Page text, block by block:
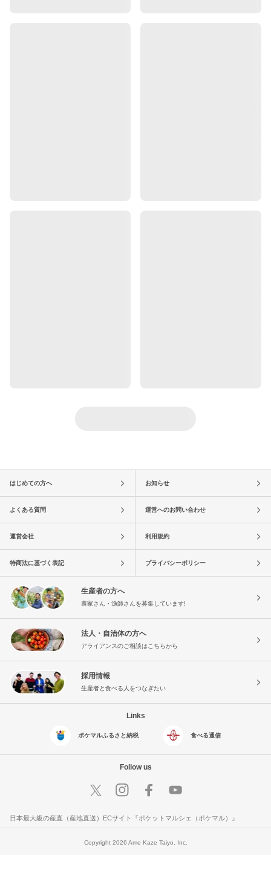
はじめての方へ お知らせ
よくある質問 運営へのお問い合わせ
運営会社 利用規約
特商法に基づく表記 プライバシーポリシー
生産者の方へ
農家さん・漁師さんを募集しています!
法人・自治体の方へ
アライアンスのご相談はこちらから
採用情報
生産者と食べる人をつなぎたい
Links
ポケマルふるさと納税 食べる通信
Follow us
日本最大級の産直（産地直送）ECサイト『ポケットマルシェ（ポケマル）』
Copyright 2026 Ame Kaze Taiyo, Inc.